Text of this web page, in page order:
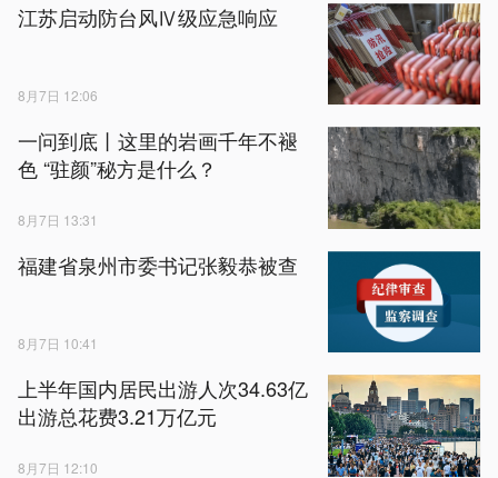
江苏启动防台风Ⅳ级应急响应
8月7日 12:06
一问到底丨这里的岩画千年不褪
色 “驻颜”秘方是什么？
8月7日 13:31
福建省泉州市委书记张毅恭被查
8月7日 10:41
上半年国内居民出游人次34.63亿
出游总花费3.21万亿元
8月7日 12:10